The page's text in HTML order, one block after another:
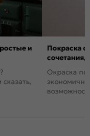
и
Покраска
сочетания,
Окраска